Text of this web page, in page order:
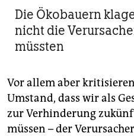
Die Ökobauern
nicht die
müssten
Vor allem aber
Umstand, dass wir als
zur Verhinderung
müssen – der